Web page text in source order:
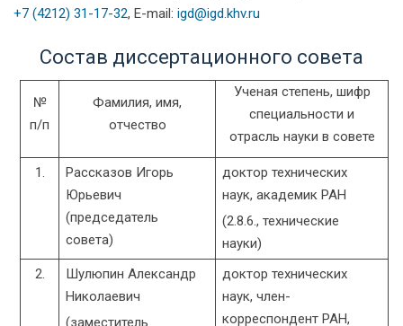
+7 (4212) 31-17-32, E-mail: igd@igd.khv.ru
Состав диссертационного совета
№
п/п
Фамилия, имя,
отчество
Ученая степень, шифр
специальности и
отрасль науки в совете
1.
Рассказов Игорь
Юрьевич
(председатель
совета)
доктор технических
наук, академик РАН
(2.8.6., технические
науки)
2.
Шулюпин Александр
Николаевич
(заместитель
доктор технических
наук, член-
корреспондент РАН,